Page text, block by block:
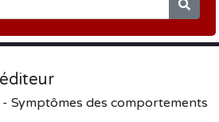
Symptômes des comportements